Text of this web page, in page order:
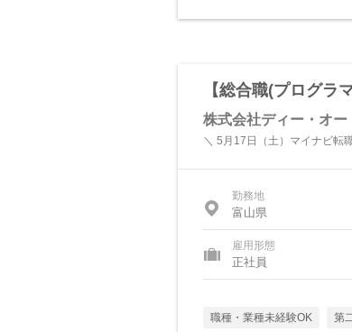
【総合職(プログラ
株式会社ディー・オー
＼ 5月17日（土）マイナビ転
勤務地
富山県
雇用形態
正社員
職種・業種未経験OK 第